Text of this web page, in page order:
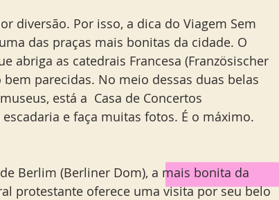
diversão. Por isso, a dica do Viagem Sem
das praças mais bonitas da cidade. O
abriga as catedrais Francesa (Französischer
parecidas. No meio dessas duas belas
está a  Casa de Concertos
e faça muitas fotos. É o máximo.
Berlim (Berliner Dom), a mais bonita da
protestante oferece uma visita por seu belo